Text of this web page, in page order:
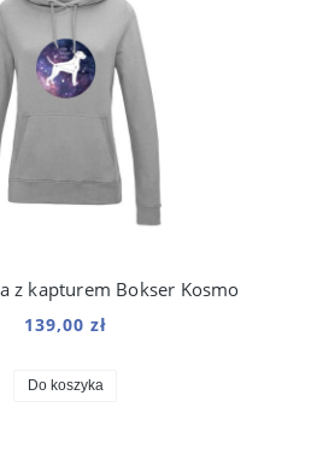
z kapturem Bokser Kosmo
139,00 zł
Do koszyka